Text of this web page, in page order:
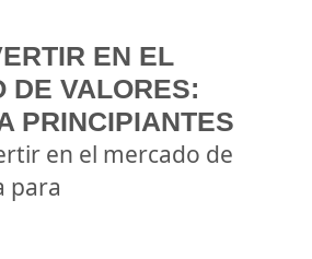
EN EL
DE VALORES:
PRINCIPIANTES
en el mercado de
para